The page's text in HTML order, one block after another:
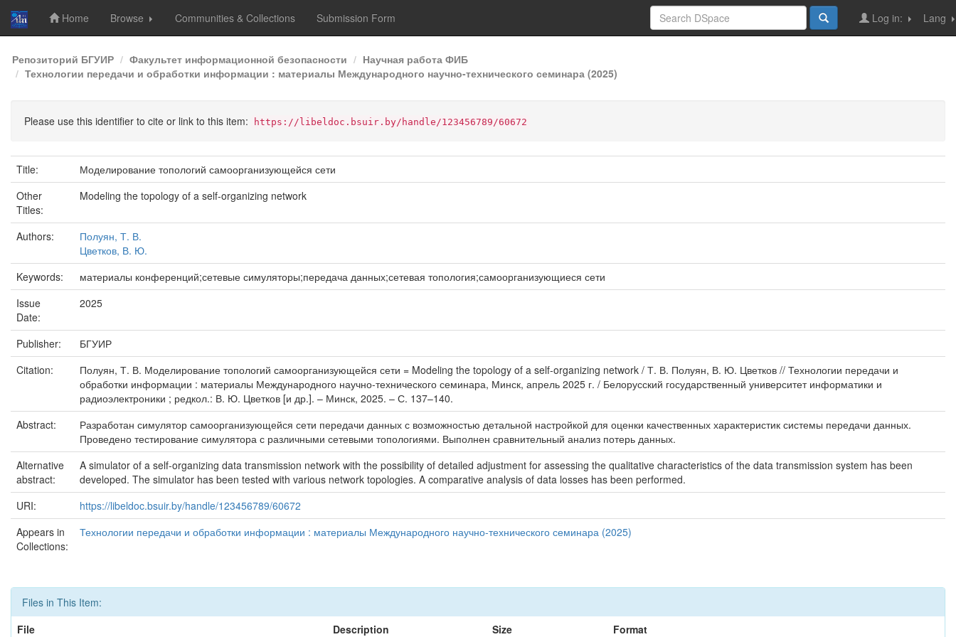
Skip
navigation
Home Browse Communities & Collections Submission Form Lang
Log in:
Репозиторий БГУИР Факультет информационной безопасности
Научная работа ФИБ
Технологии передачи и обработки информации : материалы Международного научно-технического семинара (2025)
Please use this identifier to cite or link to this item: https://libeldoc.bsuir.by/handle/123456789/60672
Title:
Моделирование топологий самоорганизующейся сети
Other
Titles:
Modeling the topology of a self-organizing network
Authors:
Полуян, Т. В.
Цветков, В. Ю.
Keywords:
материалы конференций;сетевые симуляторы;передача данных;сетевая топология;самоорганизующиеся сети
Issue
Date:
2025
Publisher:
БГУИР
Citation:
Полуян, Т. В. Моделирование топологий самоорганизующейся сети = Modeling the topology of a self-organizing network / Т. В. Полуян, В. Ю. Цветков // Технологии передачи и
обработки информации : материалы Международного научно-технического семинара, Минск, апрель 2025 г. / Белорусский государственный университет информатики и
радиоэлектроники ; редкол.: В. Ю. Цветков [и др.]. – Минск, 2025. – С. 137–140.
Abstract:
Разработан симулятор самоорганизующейся сети передачи данных с возможностью детальной настройкой для оценки качественных характеристик системы передачи данных.
Проведено тестирование симулятора с различными сетевыми топологиями. Выполнен сравнительный анализ потерь данных.
Alternative
abstract:
A simulator of a self-organizing data transmission network with the possibility of detailed adjustment for assessing the qualitative characteristics of the data transmission system has been
developed. The simulator has been tested with various network topologies. A comparative analysis of data losses has been performed.
URI:
https://libeldoc.bsuir.by/handle/123456789/60672
Appears in
Collections:
Технологии передачи и обработки информации : материалы Международного научно-технического семинара (2025)
Files in This Item:
File
Description Size Format